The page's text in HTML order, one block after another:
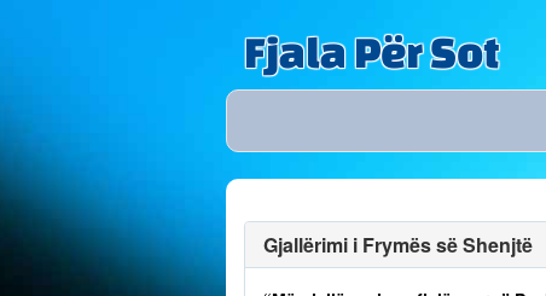
Fjala Për Sot
Gjallërimi i Frymës së Shenjtë